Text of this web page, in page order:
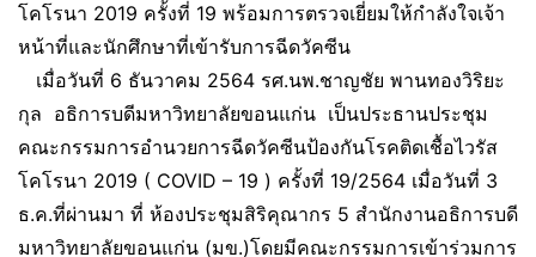
โคโรนา 2019 ครั้งที่ 19 พร้อมการตรวจเยี่ยมให้กำลังใจเจ้า
หน้าที่และนักศึกษาที่เข้ารับการฉีดวัคซีน
เมื่อวันที่ 6 ธันวาคม 2564 รศ.นพ.ชาญชัย พานทองวิริยะ
กุล อธิการบดีมหาวิทยาลัยขอนแก่น เป็นประธานประชุม
คณะกรรมการอำนวยการฉีดวัคซีนป้องกันโรคติดเชื้อไวรัส
โคโรนา 2019 ( COVID – 19 ) ครั้งที่ 19/2564 เมื่อวันที่ 3
ธ.ค.ที่ผ่านมา ที่ ห้องประชุมสิริคุณากร 5 สำนักงานอธิการบดี
มหาวิทยาลัยขอนแก่น (มข.)โดยมีคณะกรรมการเข้าร่วมการ